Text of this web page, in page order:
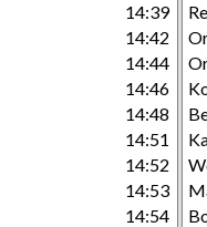
14:39
14:42
14:44
14:46
14:48
14:51
14:52
14:53
14:54